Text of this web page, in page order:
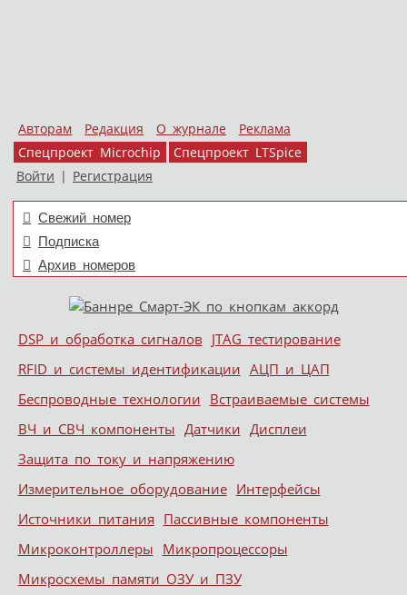
Авторам Редакция О журнале
Реклама
Спецпроект Microchip
Спецпроект LTSpice
Войти | Регистрация
Свежий номер
Подписка
Архив номеров
Меню
Skip to content
DSP и обработка сигналов JTAG тестирование
RFID и системы идентификации АЦП и ЦАП
Беспроводные технологии Встраиваемые системы
ВЧ и СВЧ компоненты Датчики Дисплеи
Защита по току и напряжению
Измерительное оборудование Интерфейсы
Источники питания Пассивные компоненты
Микроконтроллеры Микропроцессоры
Микросхемы памяти ОЗУ и ПЗУ